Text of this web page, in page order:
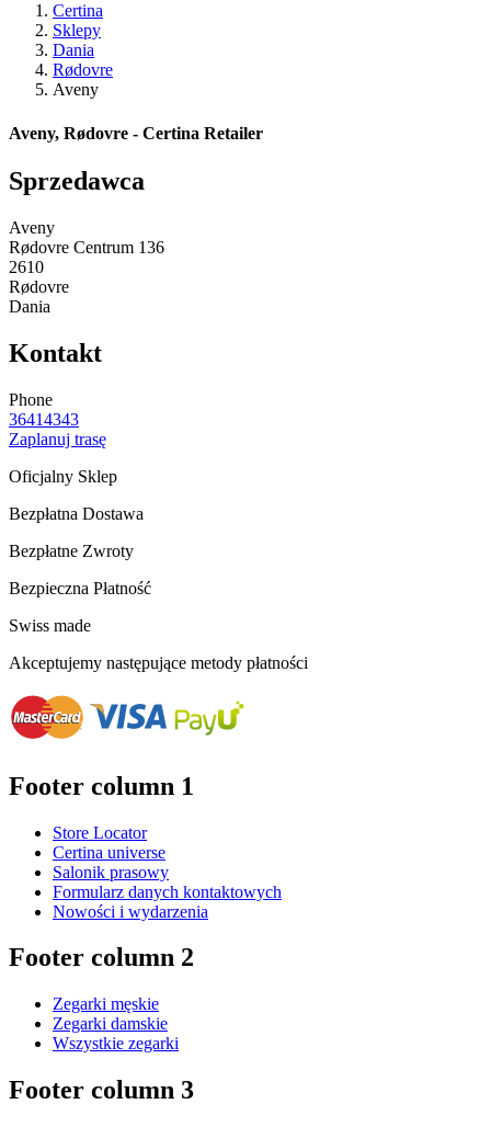
Certina
Sklepy
Dania
Rødovre
Aveny
Aveny, Rødovre - Certina Retailer
Sprzedawca
Aveny
Rødovre Centrum 136
2610
Rødovre
Dania
Kontakt
Phone
36414343
Zaplanuj trasę
Oficjalny Sklep
Bezpłatna Dostawa
Bezpłatne Zwroty
Bezpieczna Płatność
Swiss made
Akceptujemy następujące metody płatności
Footer column 1
Store Locator
Certina universe
Salonik prasowy
Formularz danych kontaktowych
Nowości i wydarzenia
Footer column 2
Zegarki męskie
Zegarki damskie
Wszystkie zegarki
Footer column 3